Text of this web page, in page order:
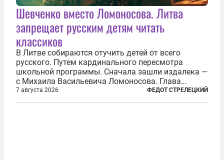
Шевченко вместо Ломоносова. Литва
запрещает русским детям читать
классиков
В Литве собираются отучить детей от всего
русского. Путем кардинального пересмотра
школьной программы. Сначала зашли издалека —
с Михаила Васильевича Ломоносова. Глава
правительства Литвы Миндаугас Синкявичюс
предложил исключить его тексты из программ
7 августа 2026 ФЕДОТ СТРЕЛЕЦКИЙ